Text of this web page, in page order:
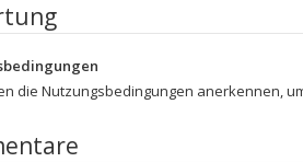
die Nutzungsbedingungen anerkennen,